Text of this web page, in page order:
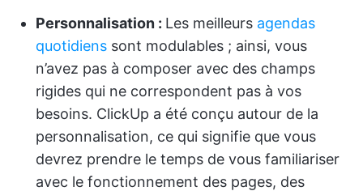
Personnalisation : Les meilleurs agendas
quotidiens sont modulables ; ainsi, vous
n’avez pas à composer avec des champs
rigides qui ne correspondent pas à vos
besoins. ClickUp a été conçu autour de la
personnalisation, ce qui signifie que vous
devrez prendre le temps de vous familiariser
avec le fonctionnement des pages, des